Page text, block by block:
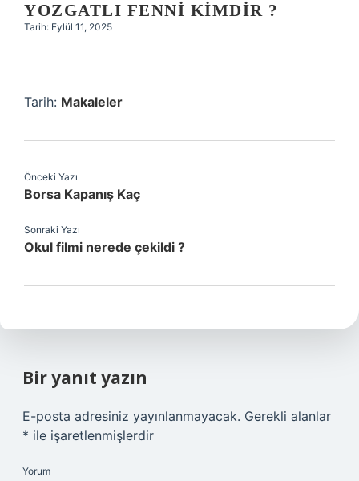
YOZGATLI FENNI KIMDIR ?
Tarih: Eylül 11, 2025
Tarih: Makaleler
Önceki Yazı
Borsa Kapanış Kaç
Sonraki Yazı
Okul filmi nerede çekildi ?
Bir yanıt yazın
E-posta adresiniz yayınlanmayacak. Gerekli alanlar
* ile işaretlenmişlerdir
Yorum